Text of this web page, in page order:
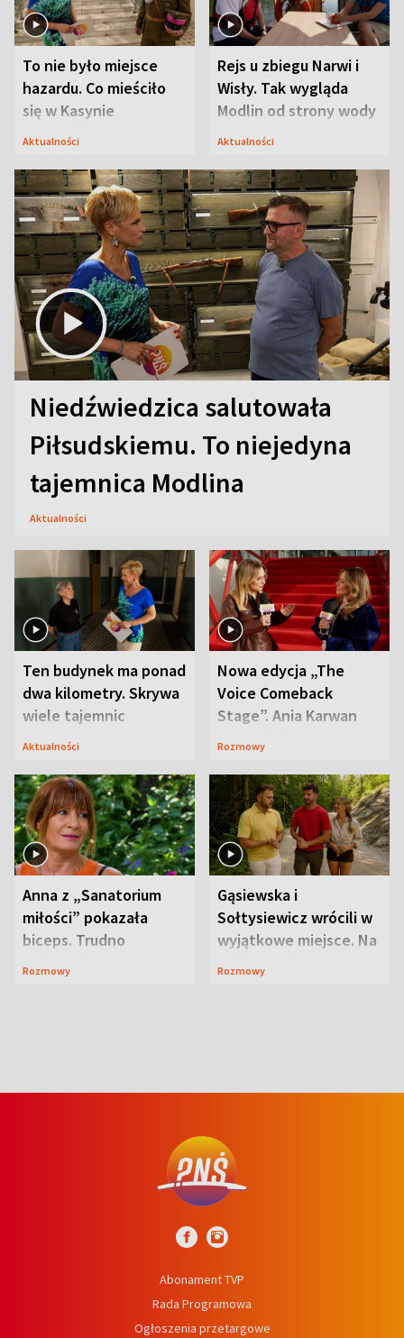
To nie było miejsce
hazardu. Co mieściło
się w Kasynie
Oficerskim?
Aktualności
Rejs u zbiegu Narwi i
Wisły. Tak wygląda
Modlin od strony wody
Aktualności
Niedźwiedzica salutowała
Piłsudskiemu. To niejedyna
tajemnica Modlina
Aktualności
Ten budynek ma ponad
dwa kilometry. Skrywa
wiele tajemnic
Aktualności
Nowa edycja „The
Voice Comeback
Stage”. Ania Karwan
zapowiada
Rozmowy
Anna z „Sanatorium
miłości” pokazała
biceps. Trudno
uwierzyć, co przeszła
Rozmowy
Gąsiewska i
Sołtysiewicz wrócili w
wyjątkowe miejsce. Na
szlaku czekał
Rozmowy
Abonament TVP
Rada Programowa
Ogłoszenia przetargowe